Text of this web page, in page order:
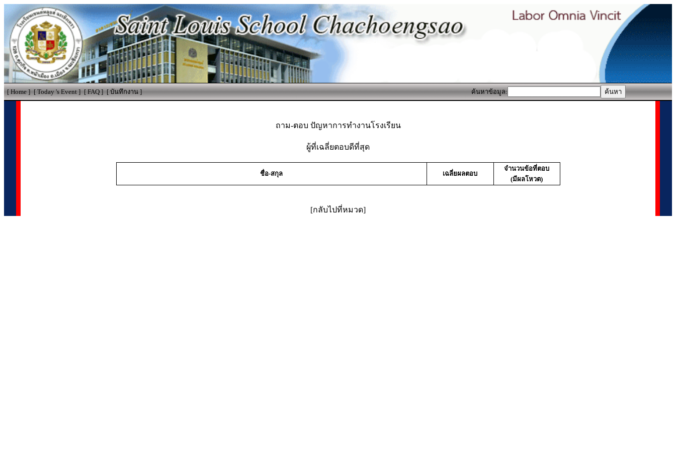
[Home] [Today 's Event] [FAQ] [บันทึกงาน] ค้นหาข้อมูล:
ถาม-ตอบ ปัญหาการทำงานโรงเรียน
ผู้ที่เฉลี่ยตอบดีที่สุด
ชื่อ-สกุล เฉลี่ยผลตอบ
จำนวนข้อที่ตอบ
(มีผลโหวต)
[กลับไปที่หมวด]